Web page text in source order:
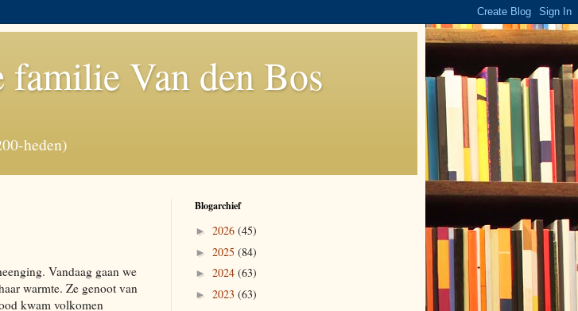
familie Van den Bos
heden)
Vandaag gaan we
warmte. Ze genoot van
kwam volkomen
Blogarchief
► 2026 (45)
► 2025 (84)
► 2024 (63)
► 2023 (63)